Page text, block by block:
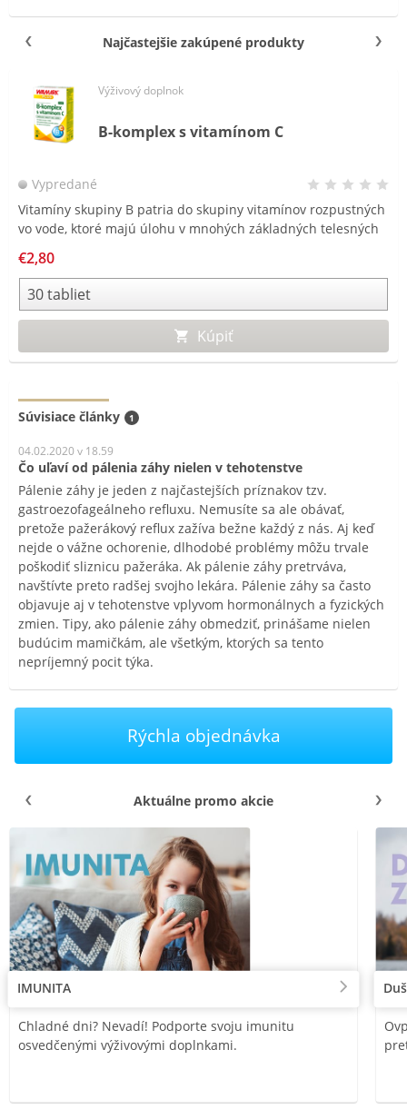
Najčastejšie zakúpené produkty
Výživový doplnok
B-komplex s vitamínom C
Vypredané
Vitamíny skupiny B patria do skupiny vitamínov rozpustných
vo vode, ktoré majú úlohu v mnohých základných telesných
pri varení alebo spracovaní potravín.
€2,80
Kúpiť
Súvisiace články 1
04.02.2020 v 18.59
Čo uľaví od pálenia záhy nielen v tehotenstve
Pálenie záhy je jeden z najčastejších príznakov tzv.
gastroezofageálneho refluxu. Nemusíte sa ale obávať,
pretože pažerákový reflux zažíva bežne každý z nás. Aj keď
nejde o vážne ochorenie, dlhodobé problémy môžu trvale
poškodiť sliznicu pažeráka. Ak pálenie záhy pretrváva,
navštívte preto radšej svojho lekára. Pálenie záhy sa často
objavuje aj v tehotenstve vplyvom hormonálnych a fyzických
zmien. Tipy, ako pálenie záhy obmedziť, prinášame nielen
budúcim mamičkám, ale všetkým, ktorých sa tento
nepríjemný pocit týka.
Rýchla objednávka
Aktuálne promo akcie
IMUNITA
Chladné dni? Nevadí! Podporte svoju imunitu
osvedčenými výživovými doplnkami.